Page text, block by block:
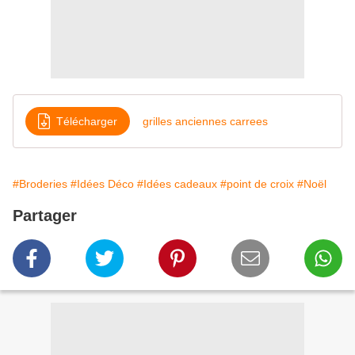
Télécharger grilles anciennes carrees
#Broderies #Idées Déco #Idées cadeaux #point de croix #Noël
Partager